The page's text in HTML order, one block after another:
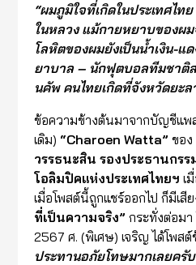
“ผมภูมิใจที่เกิดในประเทศไท
ในหลวง แม้กายหยาบของผ
โลหิตของผมยังเป็นน้ำเงิน-แ
ยาบาล – นักฟุตบอลทีมชาติส
นคัพ คนไทยเกิดที่จังหวัดยะล
ข้อความข้างต้นมาจากบัญชีแพ
เดิม) “Charoen Watta” ของ
วรรธนะสิน รองประธานกร
โอลิมปิคแห่งประเทศไทยฯ เ
เมื่อโพสต์นี้ถูกแชร์ออกไป ก็มีเสี
ที่เป็นความจริง” กระทั่งต่อมา
2567 ศ. (พิเศษ) เจริญ ได้โพส
ประทานอภัยโทษมากเลยครั